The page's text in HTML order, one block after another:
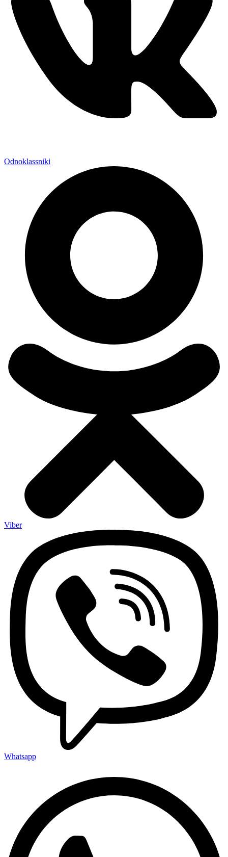
Odnoklassniki
Viber
Whatsapp